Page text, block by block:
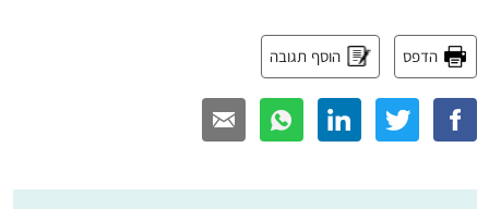
הדפס הוסף תגובה